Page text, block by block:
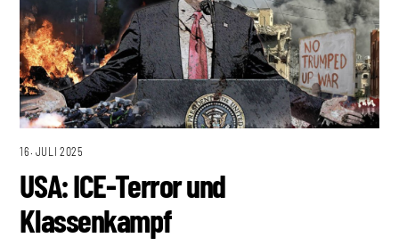
16. JULI 2025
USA: ICE-Terror und
Klassenkampf